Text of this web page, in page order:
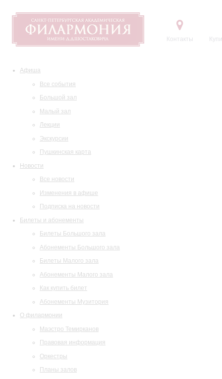
Контакты
Афиша
Все события
Большой зал
Малый зал
Лекции
Экскурсии
Пушкинская карта
Новости
Все новости
Изменения в афише
Подписка на новости
Билеты и абонементы
Билеты Большого зала
Абонементы Большого зала
Билеты Малого зала
Абонементы Малого зала
Как купить билет
Абонементы Музитория
О филармонии
Маэстро Темирканов
Правовая информация
Оркестры
Планы залов